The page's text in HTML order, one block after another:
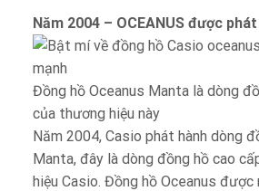
Năm 2004 – OCEANUS được
Đồng hồ Oceanus Manta là dòng
của thương hiệu này
Năm 2004, Casio phát hành dòng
Manta, đây là dòng đồng hồ cao
hiệu Casio. Đồng hồ Oceanus được